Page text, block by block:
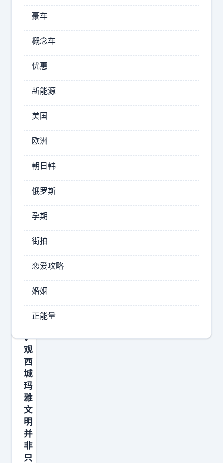
么
果
实
2026-
08-
07
21:36
牛
市
博
客
这
是
植
，
什
么
果
实
v
观
西
城
玛
雅
文
明
并
非
只
豪车
概念车
优惠
新能源
美国
欧洲
朝日韩
俄罗斯
孕期
街拍
恋爱攻略
婚姻
正能量